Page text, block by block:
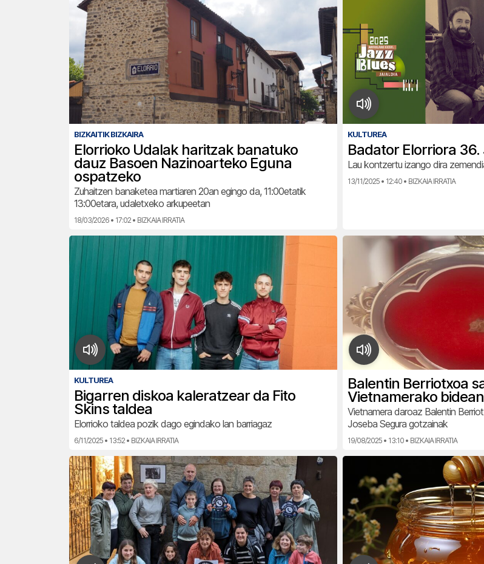
BIZKAITIK BIZKAIRA
Elorrioko Udalak haritzak banatuko
dauz Basoen Nazinoarteko Eguna
ospatzeko
Zuhaitzen banaketea martiaren 20an egingo da, 11:00etatik
13:00etara, udaletxeko arkupeetan
18/03/2026 • 17:02 • BIZKAIA IRRATIA
KULTUREA
Badator Elorriora 36.
Lau kontzertu izango dira
13/11/2025 • 12:40 • BIZKAIA IRRATIA
KULTUREA
Bigarren diskoa kaleratzear da Fito
Skins taldea
Elorrioko taldea pozik dago egindako lan barriagaz
6/11/2025 • 13:52 • BIZKAIA IRRATIA
Balentin Berriotxoa
Vietnamerako bidean
Vietnamera daroaz Balentin
Joseba Segura gotzainak
19/08/2025 • 13:10 • BIZKAIA IRRATIA